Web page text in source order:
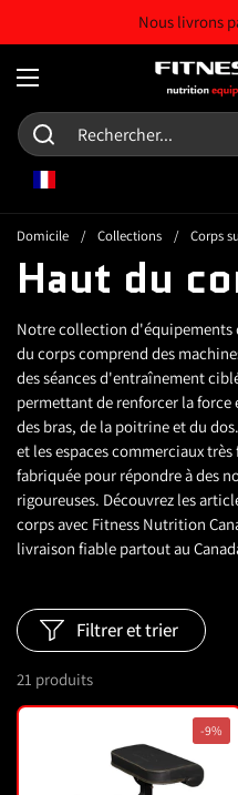
Nous livrons
Ouvrir le menu
Domicile / Collections / Corps
Haut du
Notre collection
du corps comprend des
des séances d'entraînement
permettant de renforcer la force
des bras, de la poitrine et du
et les espaces commerciaux
fabriquée pour répondre à des
rigoureuses. Découvrez les
corps avec Fitness Nutrition
livraison fiable partout au
21 produits
Filtrer et trier
-9%